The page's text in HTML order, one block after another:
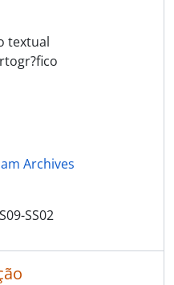
textual
Archives
SS02